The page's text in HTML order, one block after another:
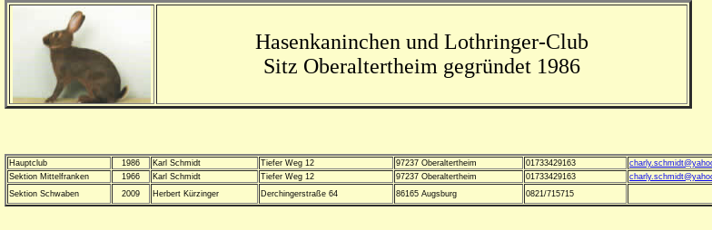
Hasenkaninchen und Lothringer-Club
Sitz Oberaltertheim gegründet 1986
Hauptclub 1986 Karl Schmidt Tiefer Weg 12 97237 Oberaltertheim 01733429163
Sektion Mittelfranken
1966 Karl Schmidt Tiefer Weg 12 97237 Oberaltertheim 01733429163
Sektion Schwaben
2009 Herbert Kürzinger Derchingerstraße 64 86165 Augsburg 0821/715715